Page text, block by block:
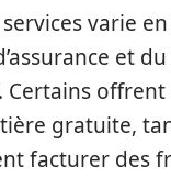
varie
et
Certains offrent
gratuite,
facturer des